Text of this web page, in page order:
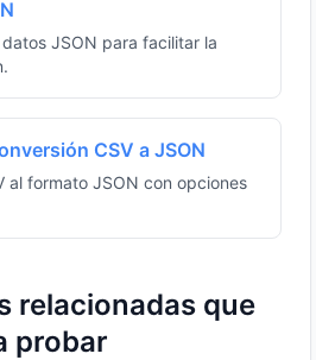
JSON para facilitar la
CSV a JSON
al formato JSON con opciones
relacionadas que
probar